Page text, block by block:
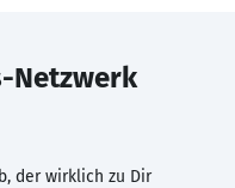
Netzwerk
der wirklich zu Dir